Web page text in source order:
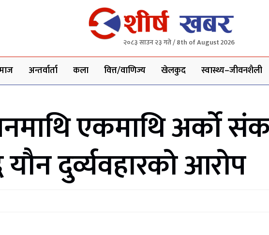
२०८३ साउन २३ गते / 8th of August 2026
अन्तर्वार्ता कला वित्त/वाणिज्य खेलकुद स्वास्थ्य–जीवनशैली
एकमाथि अर्को
यौन दुर्व्यवहारको आरोप